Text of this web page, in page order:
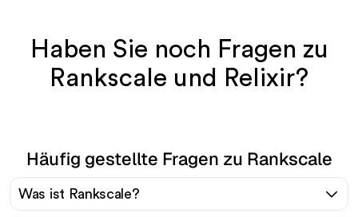
Haben Sie noch Fragen zu
Rankscale und Relixir?
Häufig gestellte Fragen zu Rankscale
Was ist Rankscale?